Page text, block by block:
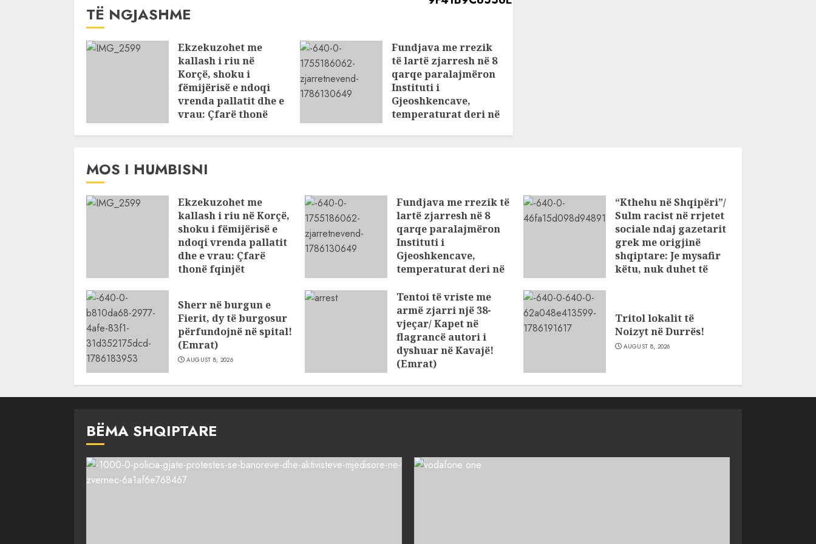
TË NGJASHME
Ekzekuzohet me
kallash i riu në
Korçë, shoku i
fëmijërisë e ndoqi
vrenda pallatit dhe e
vrau: Çfarë thonë
Fundjava me rrezik
të lartë zjarresh në 8
qarqe paralajmëron
Instituti i
Gjeoshkencave,
temperaturat deri në
MOS I HUMBISNI
Ekzekuzohet me
kallash i riu në Korçë,
shoku i fëmijërisë e
ndoqi vrenda pallatit
dhe e vrau: Çfarë
thonë fqinjët
Fundjava me rrezik të
lartë zjarresh në 8
qarqe paralajmëron
Instituti i
Gjeoshkencave,
temperaturat deri në
AUGUST 8, 2026
“Kthehu në Shqipëri”/
Sulm racist në rrjetet
sociale ndaj gazetarit
grek me origjinë
shqiptare: Je mysafir
këtu, nuk duhet të
Sherr në burgun e
Fierit, dy të burgosur
përfundojnë në spital!
(Emrat)
AUGUST 8, 2026
Tentoi të vriste me
armë zjarri një 38-
vjeçar/ Kapet në
flagrancë autori i
dyshuar në Kavajë!
(Emrat)
Tritol lokalit të
Noizyt në Durrës!
AUGUST 8, 2026
BËMA SHQIPTARE